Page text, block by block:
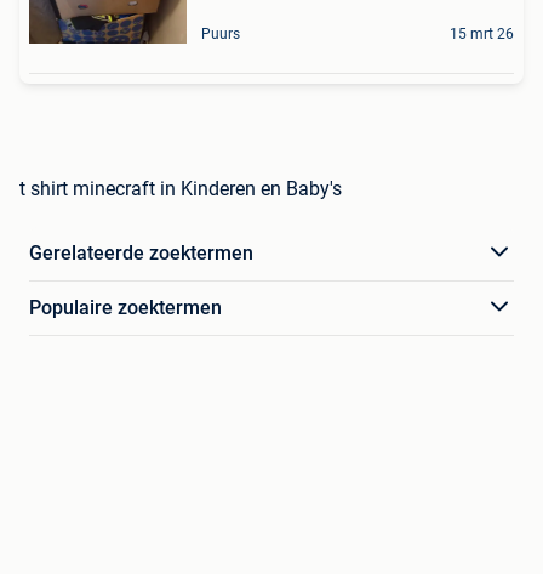
Puurs 15 mrt 26
t shirt minecraft in Kinderen en Baby's
Gerelateerde zoektermen
Populaire zoektermen